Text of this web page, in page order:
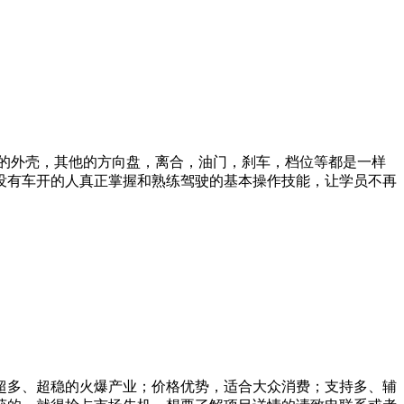
壳，其他的方向盘，离合，油门，刹车，档位等都是一样
车开的人真正掌握和熟练驾驶的基本操作技能，让学员不再
、超稳的火爆产业；价格优势，适合大众消费；支持多、辅